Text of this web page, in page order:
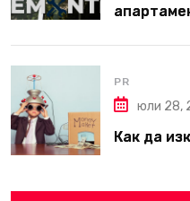
PR
юли 28,
Как да